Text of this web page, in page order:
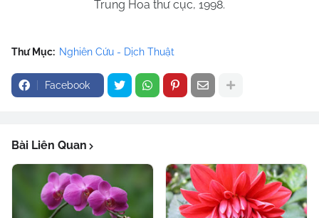
Trung Hoa thư cục, 1998.
Thư Mục: Nghiên Cứu - Dịch Thuật
Facebook
Bài Liên Quan